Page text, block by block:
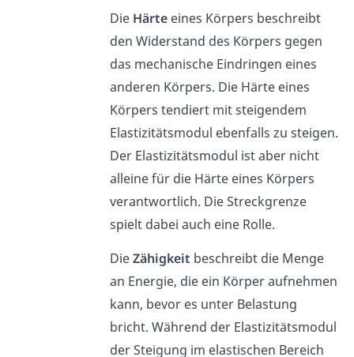
Die Härteeines Körpers beschreibt
den Widerstand des Körpers gegen
das mechanische Eindringen eines
anderen Körpers. Die Härte eines
Körpers tendiert mit steigendem
Elastizitätsmodul ebenfalls zu steigen.
Der Elastizitätsmodul ist aber nicht
alleine für die Härte eines Körpers
verantwortlich. Die Streckgrenze
spielt dabei auch eine Rolle.
DieZähigkeit beschreibt die Menge
an Energie, die ein Körper aufnehmen
kann, bevor es unter Belastung
bricht. Während der Elastizitätsmodul
der Steigung im elastischen Bereich